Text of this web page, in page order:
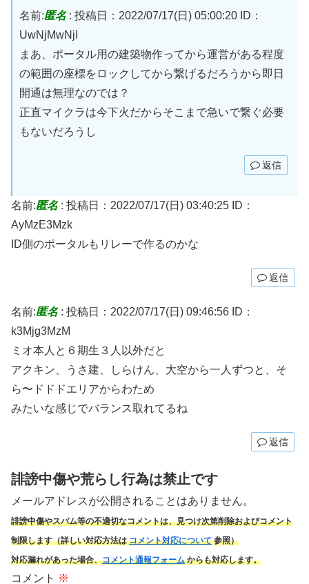
名前:匿名: 投稿日：2022/07/17(日) 05:00:20
ID：
UwNjMwNjI
まあ、ポータル用の建築物作ってから運営がある程度
の範囲の座標をロックしてから繋げるだろうから即日
開通は無理なのでは？
正直マイクラは今下火だからそこまで急いで繋ぐ必要
もないだろうし
返信
名前:匿名: 投稿日：2022/07/17(日) 03:40:25 ID：
AyMzE3Mzk
ID側のポータルもリレーで作るのかな
返信
名前:匿名: 投稿日：2022/07/17(日) 09:46:56 ID：
k3Mjg3MzM
ミオ本人と６期生３人以外だと
アクキン、うさ建、しらけん、大空から一人ずつと、そ
ら〜ドドドエリアからわため
みたいな感じでバランス取れてるね
返信
誹謗中傷や荒らし行為は禁止です
メールアドレスが公開されることはありません。
誹謗中傷やスパム等の不適切なコメントは、見つけ次第削除およびコメント
制限します（詳しい対応方法はコメント対応について参照）
対応漏れがあった場合、コメント通報フォームからも対応します。
コメント ※